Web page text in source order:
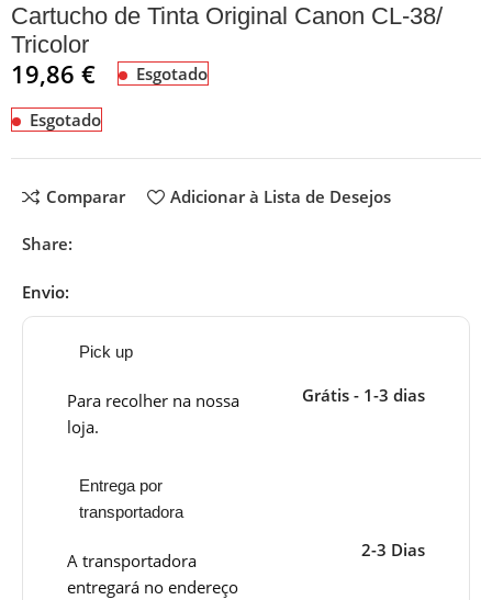
Cartucho de Tinta Original Canon CL-38/
Tricolor
19,86€ Esgotado
Esgotado
Comparar Adicionar à Lista de Desejos
Share:
Envio:
Pick up
Para recolher na nossa
loja.
Grátis - 1-3 dias
Entrega por
transportadora
A transportadora
entregará no endereço
2-3 Dias